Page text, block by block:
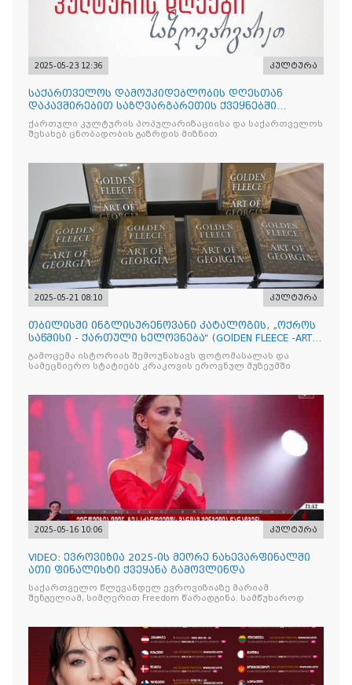
2025-05-23 12:36 კულტურა
საქართველოს დამოუკიდებლობის დღესთან
დაკავშირებით საზღვარგარეთის ქვეყნებში
ქართული კულტურის დღეები აღ
ქართული კულტურის პოპულარიზაციისა და საქართველოს
შესახებ ცნობადობის გაზრდის მიზნით
2025-05-21 08:10 კულტურა
თბილისში ინგლისურენოვანი კატალოგის, „ოქროს
საწმისი - ქართული ხელოვნება“ (GOlDEN FLEECE -ART
OF GEORG
გამოცემა ისტორიას შემოუნახავს ფოტომასალას და
სამეცნიერო სტატიებს კრაკოვის ეროვნულ მუზეუმში
2025-05-16 10:06 კულტურა
VIDEO: ევროვიზია 2025-ის მეორე ნახევარფინალში
ათი ფინალისტი ქვეყანა გამოვლინდა
საქართველო წლევანდელ ევროვიზიაზე მარიამ
შენგელიამ, სიმღერით Freedom წარადგინა. სამწუხაროდ